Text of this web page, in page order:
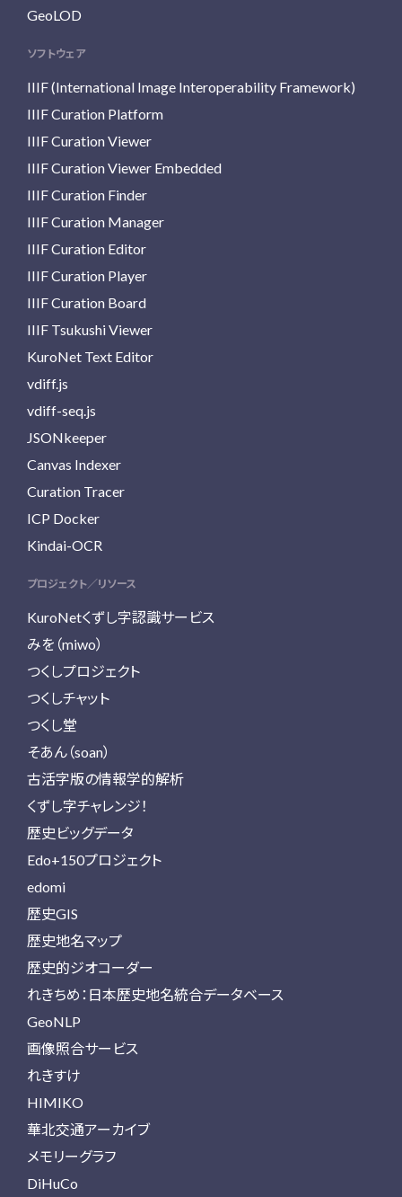
GeoLOD
ソフトウェア
IIIF (International Image Interoperability Framework)
IIIF Curation Platform
IIIF Curation Viewer
IIIF Curation Viewer Embedded
IIIF Curation Finder
IIIF Curation Manager
IIIF Curation Editor
IIIF Curation Player
IIIF Curation Board
IIIF Tsukushi Viewer
KuroNet Text Editor
vdiff.js
vdiff-seq.js
JSONkeeper
Canvas Indexer
Curation Tracer
ICP Docker
Kindai-OCR
プロジェクト／リソース
KuroNetくずし字認識サービス
みを（miwo）
つくしプロジェクト
つくしチャット
つくし堂
そあん（soan）
古活字版の情報学的解析
くずし字チャレンジ！
歴史ビッグデータ
Edo+150プロジェクト
edomi
歴史GIS
歴史地名マップ
歴史的ジオコーダー
れきちめ：日本歴史地名統合データベース
GeoNLP
画像照合サービス
れきすけ
HIMIKO
華北交通アーカイブ
メモリーグラフ
DiHuCo